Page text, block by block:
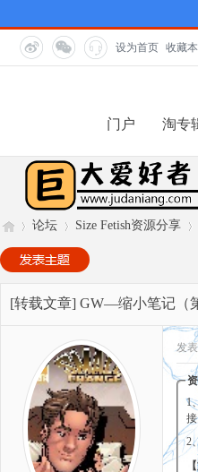
设为首页 收藏
门户 淘专
巨»
论坛
›
Size Fetish资源分享
›
[转载文章] GW—缩小笔记（
发
1
2